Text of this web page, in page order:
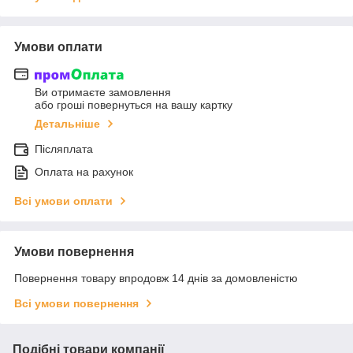
Умови оплати
Ви отримаєте замовлення
або гроші повернуться на вашу картку
Детальніше
Післяплата
Оплата на рахунок
Всі умови оплати
Умови повернення
Повернення товару впродовж 14 днів за домовленістю
Всі умови повернення
Подібні товари компанії